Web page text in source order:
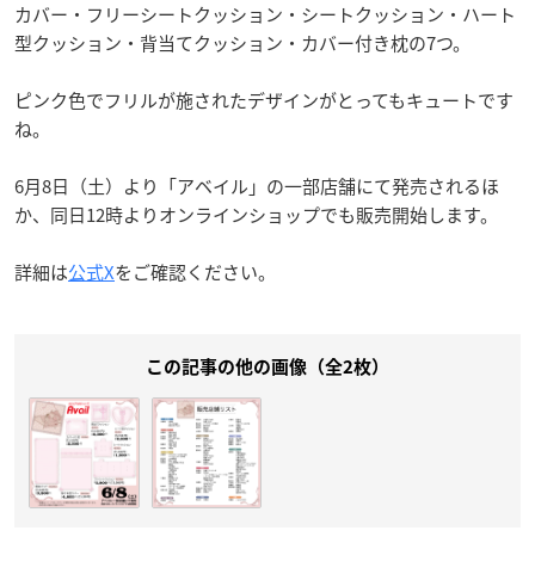
カバー・フリーシートクッション・シートクッション・ハート
型クッション・背当てクッション・カバー付き枕の7つ。
ピンク色でフリルが施されたデザインがとってもキュートです
ね。
6月8日（土）より「アベイル」の一部店舗にて発売されるほ
か、同日12時よりオンラインショップでも販売開始します。
詳細は公式Xをご確認ください。
この記事の他の画像（全2枚）